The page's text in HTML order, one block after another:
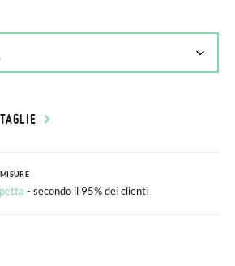
- secondo il 95% dei clienti